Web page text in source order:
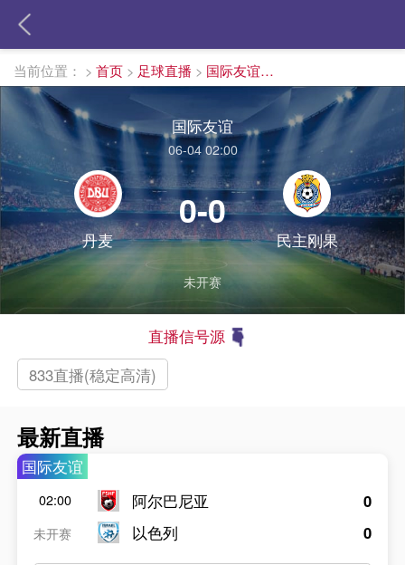
当前位置： > 首页 > 足球直播 > 国际友谊直播
国际友谊
06-04 02:00
丹麦
0-0
民主刚果
未开赛
直播信号源
833直播(稳定高清)
最新直播
国际友谊
02:00
未开赛
阿尔巴尼亚
以色列
0
0